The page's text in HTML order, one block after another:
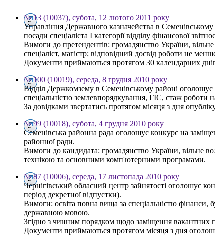
№ 13 (10037), субота, 12 лютого 2011 року
Управління Державного казначейства в
посади спеціаліста І категорії відділу фінансової
Вимоги до претендентів: громадянство України,
спеціаліст, магістр; відповідний досвід роботи не
Документи приймаються протягом 30 календарних
№ 100 (10019), середа, 8 грудня 2010 року
Відділ Держкомзему в Семенівському районі оголошує
спеціальністю землевпорядкування, ГІС, стаж роботи
За довідками звертатись протягом місяця з дня
№ 99 (10018), субота, 4 грудня 2010 року
Семенівська районна рада оголошує конкурс на
районної ради.
Вимоги до кандидата: громадянство України, вільне
технікою та основними комп'ютерними програмами.
№ 87 (10006), середа, 17 листопада 2010 року
Чернігівський обласний центр зайнятості оголошує
період декретної відпустки).
Вимоги: освіта повна вища за спеціальністю фінанси,
державною мовою.
Згідно з чинним порядком щодо заміщення вакантних
Документи приймаються протягом місяця з дня